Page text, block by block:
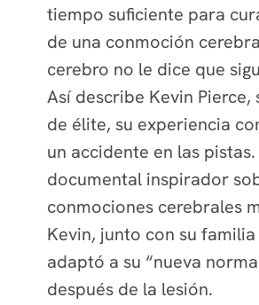
tiempo suficiente para
de una conmoción
cerebro no le dice que
Así describe Kevin
de élite, su experiencia
un accidente en las pistas.
documental inspirador
conmociones cerebrales
Kevin, junto con su familia
adaptó a su “nueva
después de la lesión.